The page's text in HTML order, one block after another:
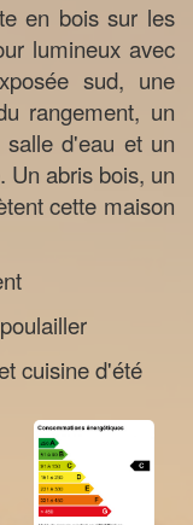
en bois sur les
lumineux avec
sud, une
rangement, un
d'eau et un
Un abris bois, un
cette maison
cuisine d'été